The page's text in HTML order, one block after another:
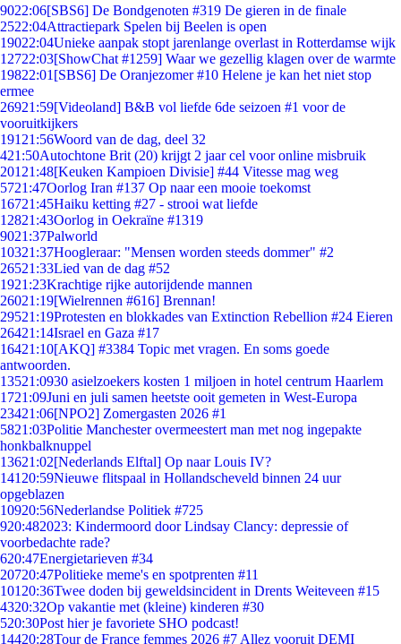
9022:06[SBS6] De Bondgenoten #319 De gieren in de finale
2522:04Attractiepark Spelen bij Beelen is open
19022:04Unieke aanpak stopt jarenlange overlast in Rotterdamse wijk
12722:03[ShowChat #1259] Waar we gezellig klagen over de warmte
19822:01 [SBS6] De Oranjezomer #10 Helene je kan het niet stop
ermee
26921:59[Videoland] B&B vol liefde 6de seizoen #1 voor de
vooruitkijkers
191 21:56Woord van de dag, deel 32
421:50Autochtone Brit (20) krijgt 2 jaar cel voor online misbruik
201 21:48[Keuken Kampioen Divisie] #44 Vitesse mag weg
5721:47Oorlog Iran #137 Op naar een mooie toekomst
16721:45Haiku ketting #27 - strooi wat liefde
12821:43Oorlog in Oekraïne #1319
9021:37Palworld
10321:37Hoogleraar: "Mensen worden steeds dommer" #2
26521:33Lied van de dag #52
1921:23Krachtige rijke autorijdende mannen
26021:19[Wielrennen #616] Brennan!
29521:19Protesten en blokkades van Extinction Rebellion #24 Eieren
26421:14Israel en Gaza #17
16421:10[AKQ] #3384 Topic met vragen. En soms goede
antwoorden.
13521:0930 asielzoekers kosten 1 miljoen in hotel centrum Haarlem
1721:09Juni en juli samen heetste ooit gemeten in West-Europa
23421:06[NPO2] Zomergasten 2026 #1
5821:03Politie Manchester overmeestert man met nog ingepakte
honkbalknuppel
13621:02[Nederlands Elftal] Op naar Louis IV?
141 20:59Nieuwe flitspaal in Hollandscheveld binnen 24 uur
opgeblazen
10920:56Nederlandse Politiek #725
920:482023: Kindermoord door Lindsay Clancy: depressie of
voorbedachte rade?
620:47Energietarieven #34
20720:47Politieke meme's en spotprenten #11
101 20:36Twee doden bij geweldsincident in Drents Weiteveen #15
4320:32Op vakantie met (kleine) kinderen #30
520:30Post hier je favoriete SHO podcast!
14420:28Tour de France femmes 2026 #7 Allez vooruit DEMI